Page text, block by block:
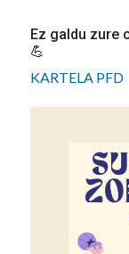
Ez galdu zure
💪
KARTELA PFD